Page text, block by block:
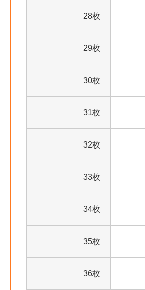
28枚
29枚
30枚
31枚
32枚
33枚
34枚
35枚
36枚